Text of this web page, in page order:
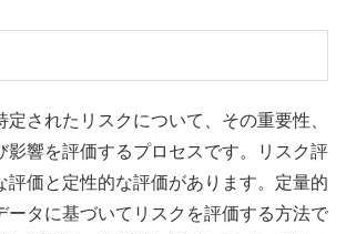
定されたリスクについて、その重要性、
影響を評価するプロセスです。リスク評
評価と定性的な評価があります。定量的
ータに基づいてリスクを評価する方法で